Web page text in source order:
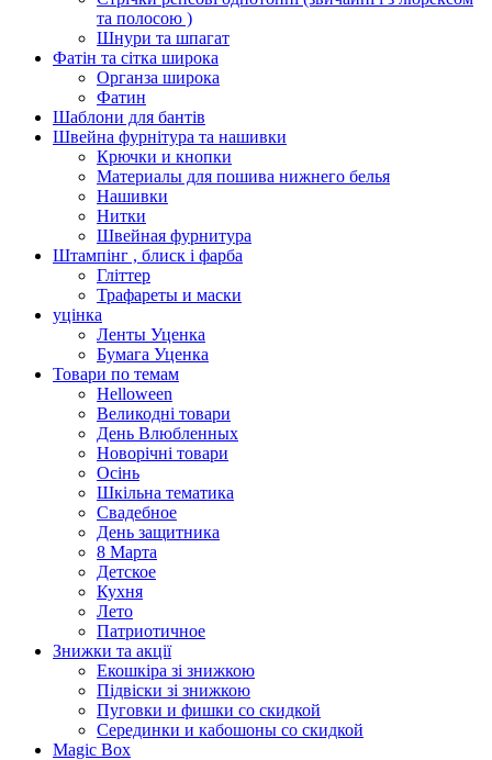
та полосою )
Шнури та шпагат
Фатін та сітка широка
Органза широка
Фатин
Шаблони для бантів
Швейна фурнітура та нашивки
Крючки и кнопки
Материалы для пошива нижнего белья
Нашивки
Нитки
Швейная фурнитура
Штампінг , блиск і фарба
Гліттер
Трафареты и маски
уцінка
Ленты Уценка
Бумага Уценка
Товари по темам
Helloween
Великодні товари
День Влюбленных
Новорічні товари
Осінь
Шкільна тематика
Свадебное
День защитника
8 Марта
Детское
Кухня
Лето
Патриотичное
Знижки та акції
Екошкіра зі знижкою
Підвіски зі знижкою
Пуговки и фишки со скидкой
Серединки и кабошоны со скидкой
Magic Box